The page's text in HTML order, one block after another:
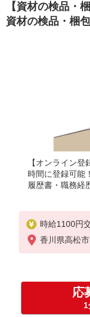
【資材の検品
資材の検品・梱
【オンライン
時間に登録可能！
履歴書・職務経
時給1100円
香川県高松市
応